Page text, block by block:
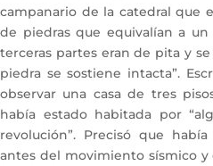
campanario de la catedral que
de piedras que equivalían a un
terceras partes eran de pita y
piedra se sostiene intacta”.
observar una casa de tres
había estado habitada por
revolución”. Precisó que
antes del movimiento sísmico